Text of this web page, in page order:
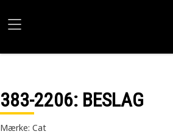
383-2206: BESLAG
Mærke: Cat